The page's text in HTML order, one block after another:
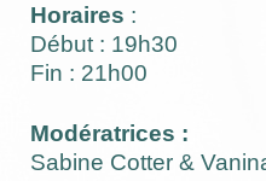
Horaires :
Début : 19h30
Fin : 21h00
Modératrices :
Sabine Cotter &